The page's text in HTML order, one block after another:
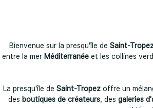
Bienvenue sur la presqu'île de Saint-
entre la mer Méditerranée et les collines
La presqu'île de Saint-Tropez offre un
des boutiques de créateurs, des galeries